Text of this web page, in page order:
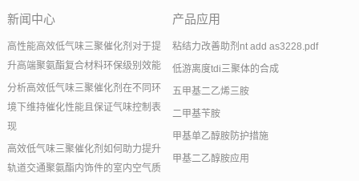
新闻中心
高性能高效低气味三聚催化剂对于提
升高端聚氨酯复合材料环保级别效能
分析高效低气味三聚催化剂在不同环
境下维持催化性能且保证气味控制表
现
高效低气味三聚催化剂如何助力提升
轨道交通聚氨酯内饰件的室内空气质
产品应用
粘结力改善助剂nt add as3228.pdf
低游离度tdi三聚体的合成
五甲基二乙烯三胺
二甲基苄胺
甲基单乙醇胺防护措施
甲基二乙醇胺应用